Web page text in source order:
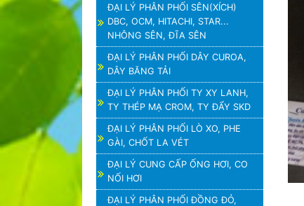
ĐẠI LÝ PHÂN PHỐI SÊN(XÍCH)
DBC, OCM, HITACHI, STAR...
NHÔNG SÊN, ĐĨA SÊN
ĐẠI LÝ PHÂN PHỐI DÂY CUROA,
DÂY BĂNG TẢI
ĐẠI LÝ PHÂN PHỐI TY XY LANH,
TY THÉP MẠ CROM, TY ĐẨY SKD
ĐẠI LÝ PHÂN PHỐI LÒ XO, PHE
GÀI, CHỐT LA VÉT
ĐẠI LÝ CUNG CẤP ỐNG HƠI, CO
NỐI HƠI
ĐẠI LÝ PHÂN PHỐI ĐỒNG ĐỎ,